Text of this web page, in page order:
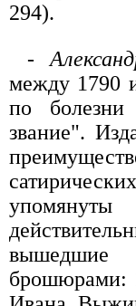
294).
-
между 1790
по
звание".
вышедшие
брошюрами: